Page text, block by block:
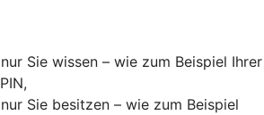
Sie wissen – wie zum Beispiel Ihrer
Sie besitzen – wie zum Beispiel